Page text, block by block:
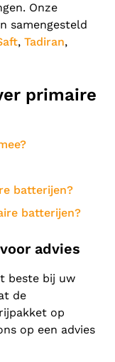
Onze
samengesteld
, Tadiran,
primaire
batterijen?
batterijen?
advies
beste bij uw
de
op
op een advies